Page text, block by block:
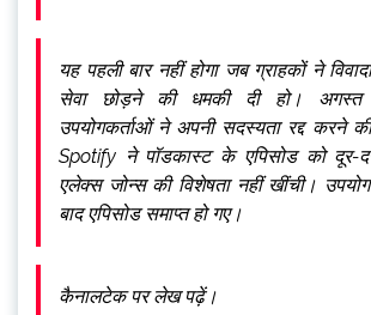
यह पहली बार नहीं होगा जब ग्राहकों ने
सेवा छोड़ने की धमकी दी हो।
उपयोगकर्ताओं ने अपनी सदस्यता रद्द करने
Spotify ने पॉडकास्ट के एपिसोड को दूर-
एलेक्स जोन्स की विशेषता नहीं खींची।
बाद एपिसोड समाप्त हो गए।
कैनालटेक पर लेख पढ़ें।